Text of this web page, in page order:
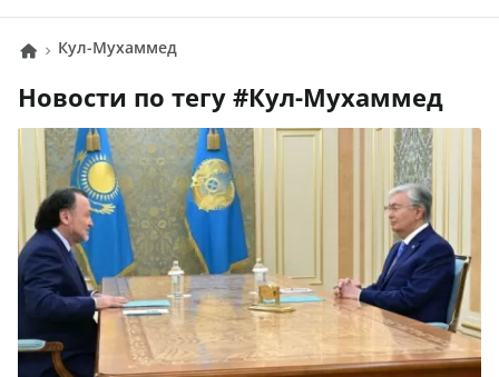
Кул-Мухаммед
Новости по тегу # Кул-Мухаммед